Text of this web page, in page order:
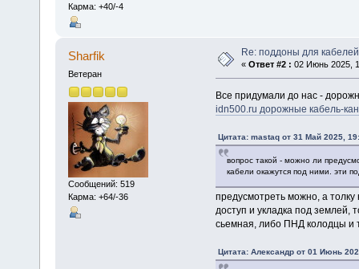
Карма: +40/-4
Sharfik
Ветеран
Сообщений: 519
Карма: +64/-36
Re: поддоны для кабелей
« Ответ #2 : 02 Июнь 2025,
Все придумали до нас -
idn500.ru дорожные кабель-
Цитата: mastaq от 31 Май 2025,
вопрос такой - можно ли
кабели окажутся под ними. эти
предусмотреть можно, а
доступ и укладка под землей,
сьемная, либо ПНД колодцы и
Цитата: Алексaндр от 01 Июнь